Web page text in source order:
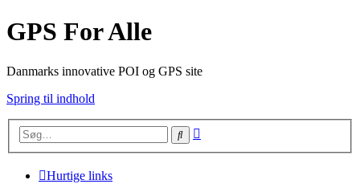
GPS For Alle
Danmarks innovative POI og GPS site
Spring til indhold
Søg
Hurtige links